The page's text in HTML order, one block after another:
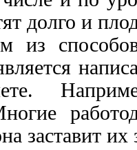
долго и
из
заставит их